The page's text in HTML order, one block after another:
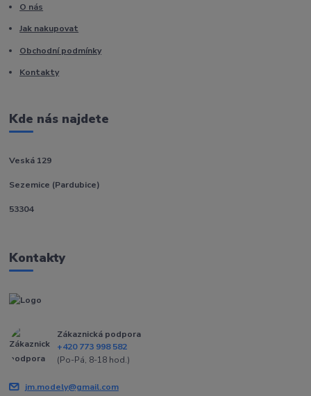
O nás
Jak nakupovat
Obchodní podmínky
Kontakty
Kde nás najdete
Veská 129
Sezemice (Pardubice)
53304
Kontakty
Zákaznická podpora
+420 773 998 582
(Po-Pá, 8-18 hod.)
jm.modely@gmail.com